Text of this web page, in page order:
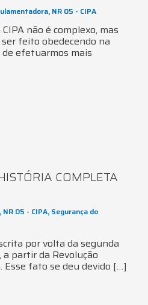
, NR 05 - CIPA
não é complexo, mas
feito obedecendo na
efetuarmos mais
COMPLETA
, NR 05 - CIPA, Segurança do
por volta da segunda
partir da Revolução
fato se deu devido […]